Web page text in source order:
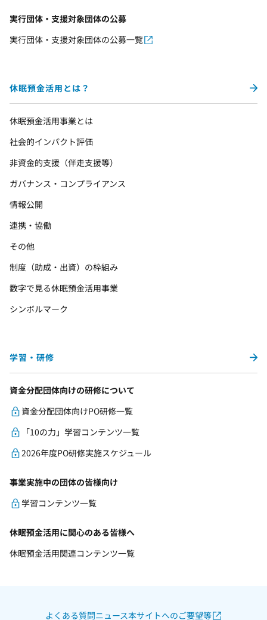
実行団体・支援対象団体の公募
実行団体・支援対象団体の公募一覧
休眠預金活用とは？
休眠預金活用事業とは
社会的インパクト評価
非資金的支援（伴走支援等）
ガバナンス・コンプライアンス
情報公開
連携・協働
その他
制度（助成・出資）の枠組み
数字で見る休眠預金活用事業
シンボルマーク
学習・研修
資金分配団体向けの研修について
資金分配団体向けPO研修一覧
「10の力」学習コンテンツ一覧
2026年度PO研修実施スケジュール
事業実施中の団体の皆様向け
学習コンテンツ一覧
休眠預金活用に関心のある皆様へ
休眠預金活用関連コンテンツ一覧
よくある質問ニュース本サイトへのご要望等